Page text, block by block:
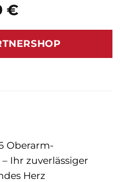
€
€Aktueller
ist:
56,39 €.
Oberarm-
– Ihr zuverlässiger
Herz